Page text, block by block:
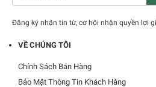
Đăng ký nhận tin từ, cơ hội nhận quyền lợi
VỀ CHÚNG TÔI
Chính Sách Bán Hàng
Bảo Mật Thông Tin Khách Hàng